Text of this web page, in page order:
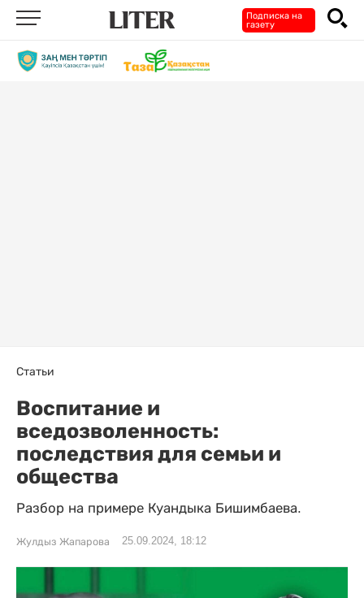
Подписка на
газету
Статьи
Воспитание и
вседозволенность:
последствия для семьи и
общества
Разбор на примере Куандыка Бишимбаева.
Жулдыз Жапарова 25.09.2024, 18:12